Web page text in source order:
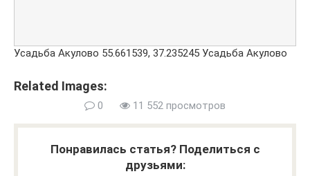
Усадьба Акулово 55.661539, 37.235245 Усадьба Акулово
Related Images:
0 11 552 просмотров
Понравилась статья? Поделиться с
друзьями: